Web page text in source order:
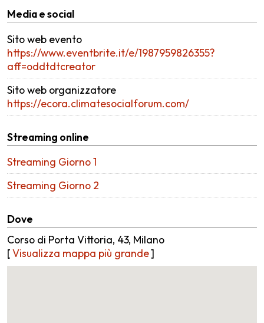
Media e social
Sito web evento
https://www.eventbrite.it/e/1987959826355?
aff=oddtdtcreator
Sito web organizzatore
https://ecora.climatesocialforum.com/
Streaming online
Streaming Giorno 1
Streaming Giorno 2
Dove
Corso di Porta Vittoria, 43, Milano
[Visualizza mappa più grande]